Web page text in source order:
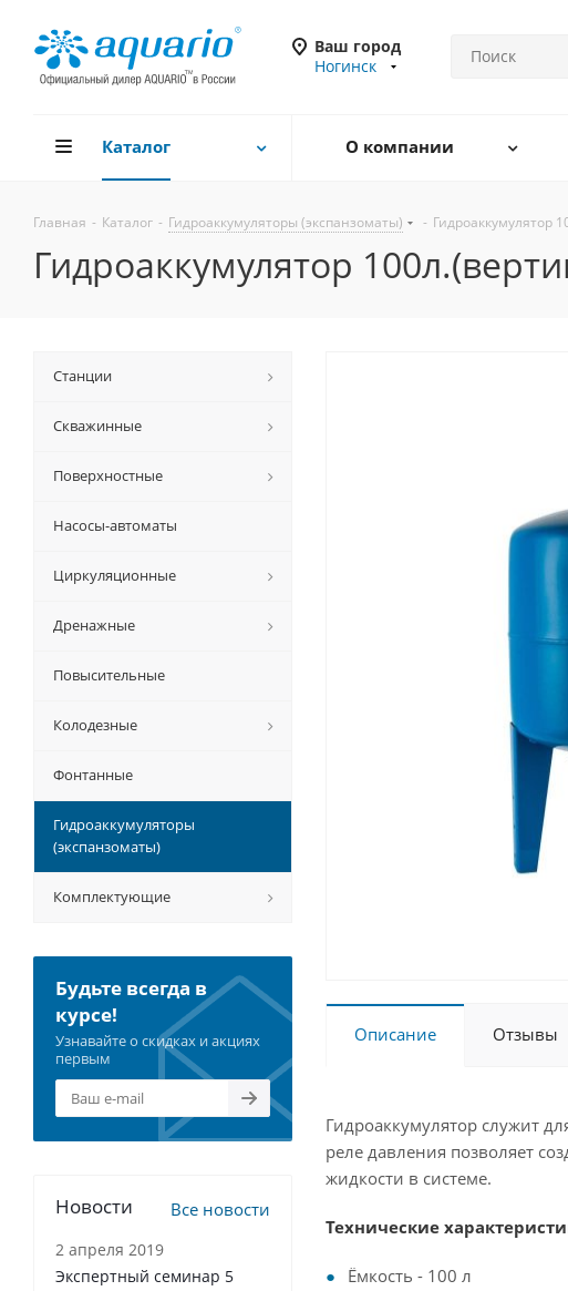
Ваш город
Ногинск
Каталог О компании
Главная - Каталог - Гидроаккумуляторы (экспанзоматы) - Гидроаккумулятор
Гидроаккумулятор
Описание Отзывы
Гидроаккумулятор служит
реле давления позволяет
жидкости в системе.
Технические
Ёмкость - 100 л
Станции
Скважинные
Поверхностные
Насосы-автоматы
Циркуляционные
Дренажные
Повысительные
Колодезные
Фонтанные
Гидроаккумуляторы
(экспанзоматы)
Комплектующие
Будьте всегда в
курсе!
Узнавайте о скидках и акциях
первым
Новости Все новости
2 апреля 2019
Экспертный семинар 5